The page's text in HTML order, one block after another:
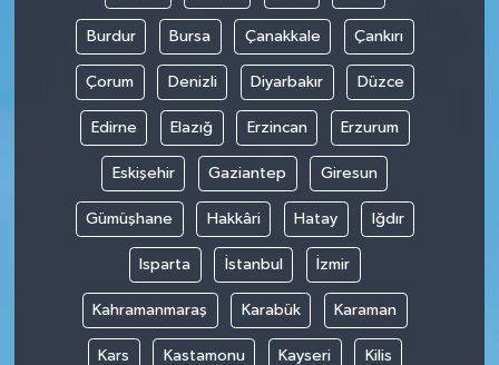
Burdur Bursa Çanakkale Çankırı
Çorum Denizli Diyarbakır Düzce
Edirne Elazığ Erzincan Erzurum
Eskişehir Gaziantep Giresun
Gümüşhane Hakkâri Hatay Iğdır
Isparta İstanbul İzmir
Kahramanmaraş Karabük Karaman
Kars Kastamonu Kayseri Kilis